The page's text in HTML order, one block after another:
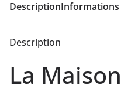
Description
Description
La